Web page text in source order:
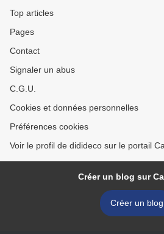
Top articles
Pages
Contact
Signaler un abus
C.G.U.
Cookies et données personnelles
Préférences cookies
Voir le profil de didideco sur le portail
Créer un blog sur
Créer un blog